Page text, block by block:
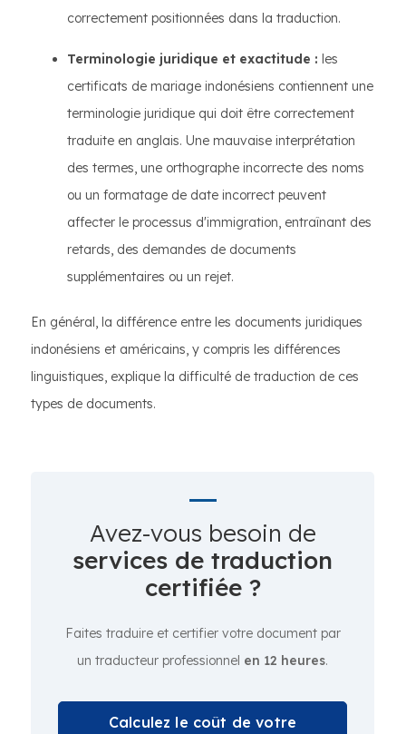
correctement positionnées dans la traduction.
Terminologie juridique et exactitude : les
certificats de mariage indonésiens contiennent une
terminologie juridique qui doit être correctement
traduite en anglais. Une mauvaise interprétation
des termes, une orthographe incorrecte des noms
ou un formatage de date incorrect peuvent
affecter le processus d'immigration, entraînant des
retards, des demandes de documents
supplémentaires ou un rejet.
En général, la différence entre les documents juridiques
indonésiens et américains, y compris les différences
linguistiques, explique la difficulté de traduction de ces
types de documents.
Avez-vous besoin de
services de traduction
certifiée ?
Faites traduire et certifier votre document par
un traducteur professionnel en 12 heures.
Calculez le coût de votre